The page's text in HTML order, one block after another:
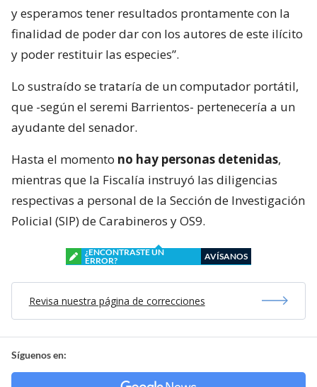
Al respecto, el seremi de Seguridad, Juan Barrientos,
otorgó las diligencias de investigación a las policías
y esperamos tener resultados prontamente con la
finalidad de poder dar con los autores de este ilícito
y poder restituir las especies”.
Lo sustraído se trataría de un computador portátil,
que -según el seremi Barrientos- pertenecería a un
ayudante del senador.
Hasta el momentono hay personas detenidas
mientras que la Fiscalía instruyó las diligencias
respectivas a personal de la Sección de Investigación
Policial (SIP) de Carabineros y OS9.